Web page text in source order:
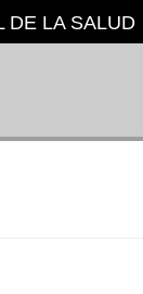
DE LA SALUD